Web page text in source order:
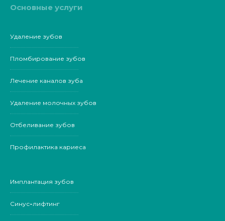
Основные услуги
Удаление зубов
Пломбирование зубов
Лечение каналов зуба
Удаление молочных зубов
Отбеливание зубов
Профилактика кариеса
Имплантация зубов
Синус-лифтинг